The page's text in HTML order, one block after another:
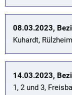
08.03.2023,
Kuhardt,
14.03.2023,
1, 2 und 3,